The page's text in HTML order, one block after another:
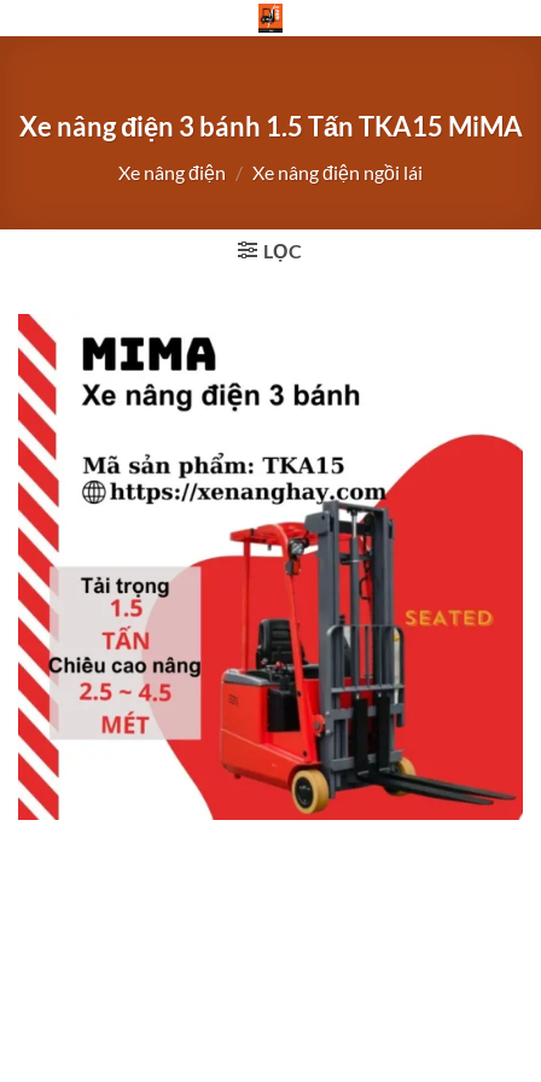
qua
Xe nâng điện 3 bánh 1.5 Tấn TKA15 MiMA
Xe nâng điện / Xe nâng điện ngồi lái
LỌC